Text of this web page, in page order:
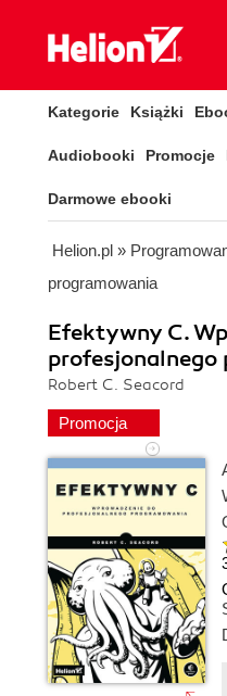
Kategorie Książki
Audiobooki Promocje
Darmowe ebooki
Helion.pl »
programowania
Efektywny C.
profesjonalnego
Robert C. Seacord
Promocja